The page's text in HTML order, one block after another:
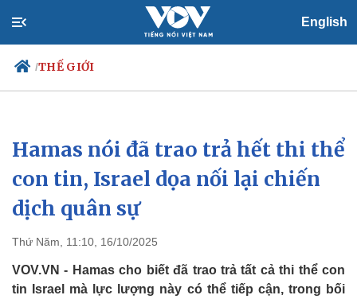
English
/THẾ GIỚI
Chính trị
Tổ chức nhân sự
Quốc hội
Nhận diện sự thật
Xã hội
Tin 24h
Dự báo thời tiết
Hamas nói đã trao trả hết thi thể
con tin, Israel dọa nối lại chiến
dịch quân sự
Thứ Năm, 11:10, 16/10/2025
VOV.VN - Hamas cho biết đã trao trả tất cả thi thể con
tin Israel mà lực lượng này có thể tiếp cận, trong bối